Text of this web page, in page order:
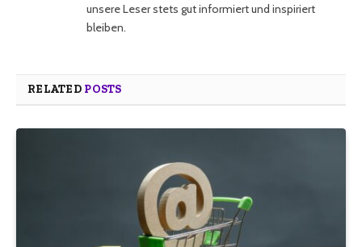
unsere Leser stets gut informiert und inspiriert
bleiben.
RELATED POSTS